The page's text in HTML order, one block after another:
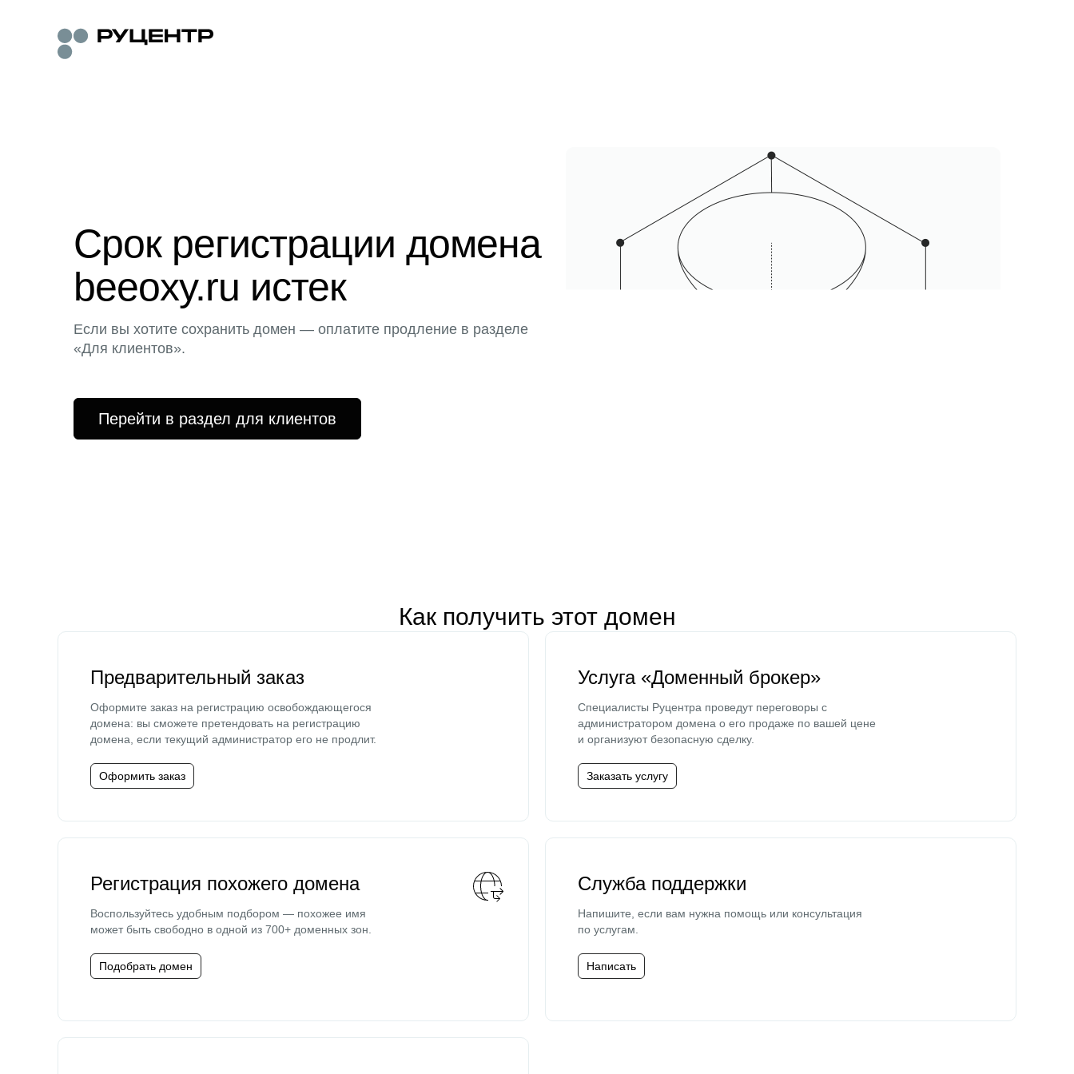
Срок регистрации домена
beeoxy.ru истек
Если вы хотите сохранить домен — оплатите продление в разделе
«Для клиентов».
Перейти в раздел для клиентов
Как получить этот домен
Предварительный заказ
Оформите заказ на регистрацию освобождающегося
домена: вы сможете претендовать на регистрацию
домена, если текущий администратор его не продлит.
Оформить заказ
Услуга «Доменный брокер»
Специалисты Руцентра проведут переговоры с
администратором домена о его продаже по вашей цене
и организуют безопасную сделку.
Заказать услугу
Регистрация похожего домена
Воспользуйтесь удобным подбором — похожее имя
может быть свободно в одной из 700+ доменных зон.
Подобрать домен
Служба поддержки
Напишите, если вам нужна помощь или консультация
по услугам.
Написать